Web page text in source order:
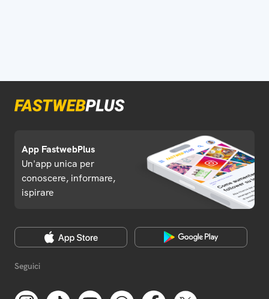
App FastwebPlus
Un'app unica per
conoscere, informare,
ispirare
Seguici